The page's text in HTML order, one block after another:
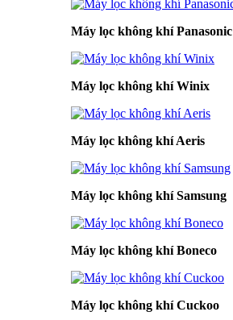
Máy lọc không khí Panasonic
Máy lọc không khí Winix
Máy lọc không khí Aeris
Máy lọc không khí Samsung
Máy lọc không khí Boneco
Máy lọc không khí Cuckoo